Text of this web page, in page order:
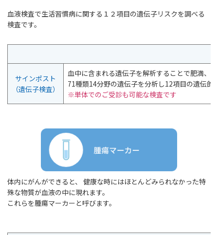
血液検査で生活習慣病に関する１２項目の遺伝子リスクを調べる
検査です。
サインポスト
（遺伝子検査）
血中に含まれる遺伝子を解析することで肥満、
71種類14分野の遺伝子を分析し12項目の遺伝的
※単体でのご受診も可能な検査です
体内にがんができると、 健康な時にはほとんどみられなかった特
殊な物質が血液の中に現れます。
これらを腫瘍マーカーと呼びます。